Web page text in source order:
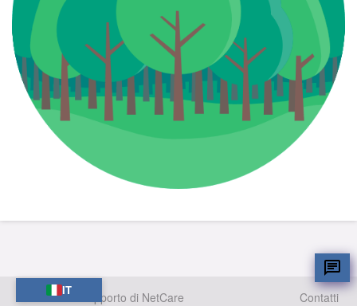
Contatti
Con il supporto di NetCare
IT